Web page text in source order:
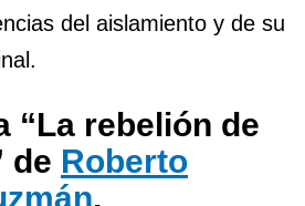
del aislamiento y de su
“La rebelión de
de Roberto
.